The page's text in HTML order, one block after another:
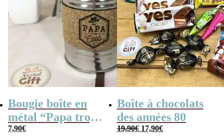
Bougie boîte en
métal “Papa trop
cool” (gris)
7,90€
Boîte à chocolats
des années 80
19,90€ Le
17,90€Le